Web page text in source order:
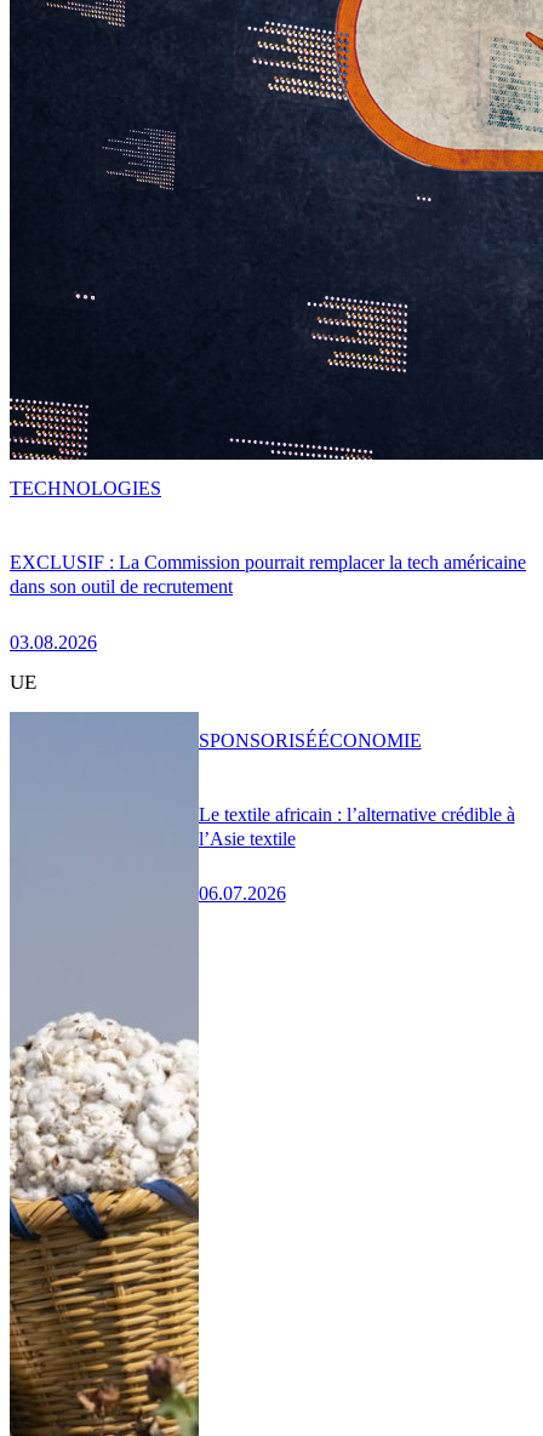
EXCLUSIF : La Commission pourrait remplacer la tech américaine
dans son outil de recrutement
03.08.2026
TECHNOLOGIES
UE
Le textile africain : l’alternative crédible à
l’Asie textile
06.07.2026
SPONSORISÉÉCONOMIE